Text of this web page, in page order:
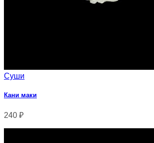
Суши
Кани маки
240 ₽